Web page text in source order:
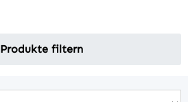
Produkte filtern